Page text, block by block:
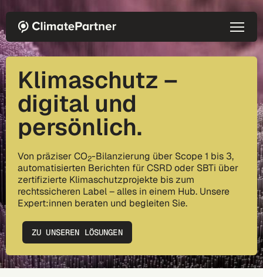
Klimaschutz –
digital und
persönlich.
Von präziser CO2-Bilanzierung über Scope 1 bis 3,
automatisierten Berichten für CSRD oder SBTi über
zertifizierte Klimaschutzprojekte bis zum
rechtssicheren Label – alles in einem Hub. Unsere
Expert:innen beraten und begleiten Sie.
ZU UNSEREN LÖSUNGEN